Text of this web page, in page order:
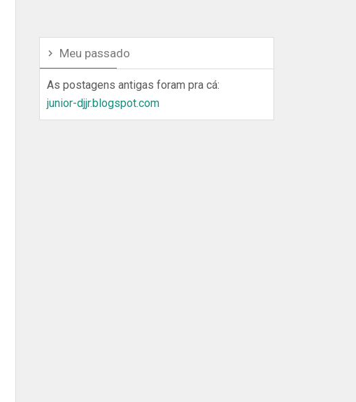
Meu passado
As postagens antigas foram pra cá:
junior-djjr.blogspot.com